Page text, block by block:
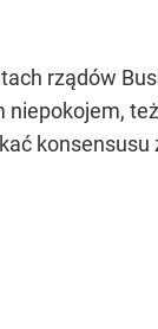
rządów
konsensusu